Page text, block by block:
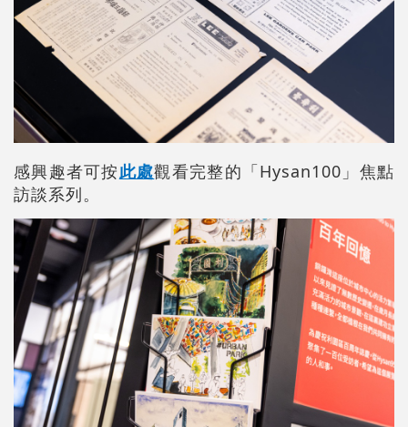
感興趣者可按此處觀看完整的「Hysan100」焦點
訪談系列。